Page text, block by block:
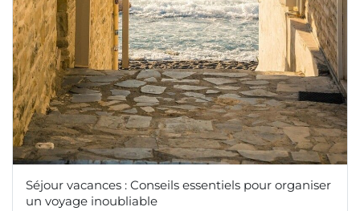
Séjour vacances : Conseils essentiels pour organiser
un voyage inoubliable